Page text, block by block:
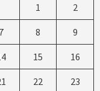
1 2
7 8 9
15 16
22 23